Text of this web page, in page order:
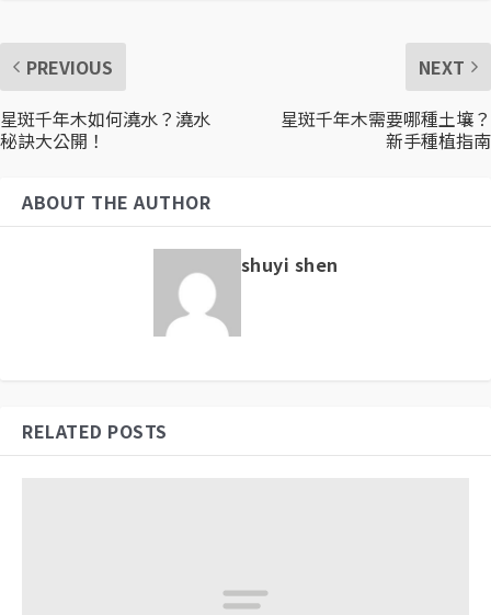
PREVIOUS
星斑千年木如何澆水？澆水
秘訣大公開！
NEXT
星斑千年木需要哪種土壤？
新手種植指南
ABOUT THE AUTHOR
shuyi shen
RELATED POSTS